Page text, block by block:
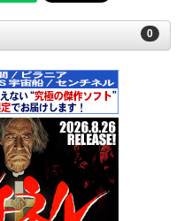
0